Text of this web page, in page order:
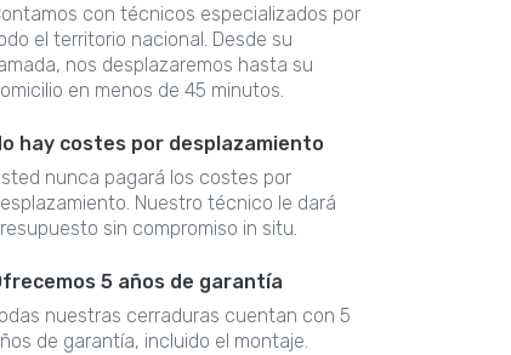
con técnicos especializados por
el territorio nacional. Desde su
nos desplazaremos hasta su
en menos de 45 minutos.
hay costes por desplazamiento
nunca pagará los costes por
Nuestro técnico le dará
sin compromiso in situ.
5 años de garantía
nuestras cerraduras cuentan con 5
de garantía, incluido el montaje.